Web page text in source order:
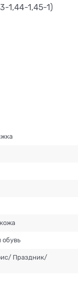
1,44-1,45-1)
обувь
Праздник/